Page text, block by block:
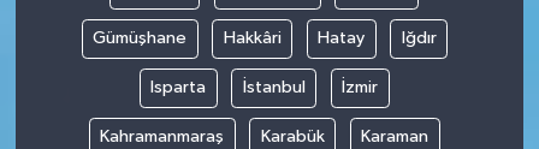
Gümüşhane Hakkâri Hatay Iğdır
Isparta İstanbul İzmir
Kahramanmaraş Karabük Karaman